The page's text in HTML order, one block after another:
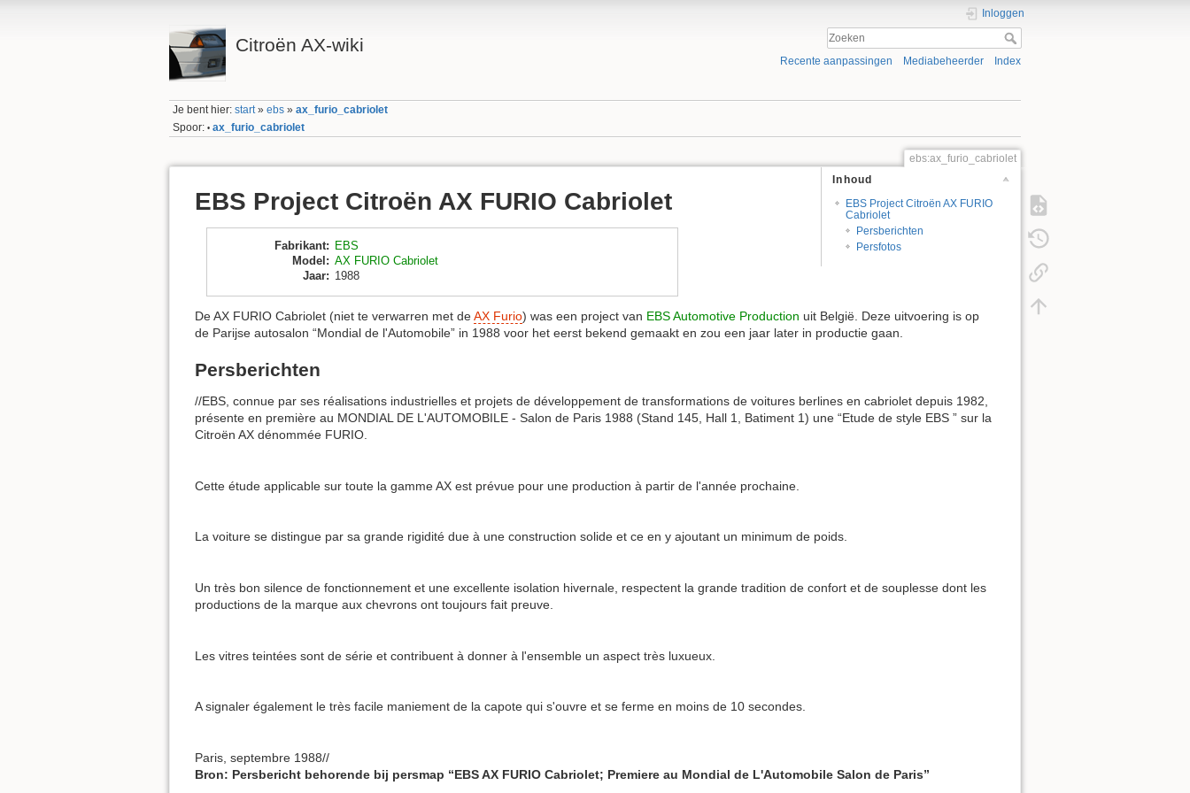
Citroën AX-wiki
Inloggen
Recente aanpassingen Mediabeheerder Index
Je bent hier:start»ebs »ax_furio_cabriolet
Spoor: • ax_furio_cabriolet
ebs:ax_furio_cabriolet
Inhoud
EBS Project Citroën AX FURIO
Cabriolet
Persberichten
Persfotos
EBS Project Citroën AX FURIO Cabriolet
Fabrikant:
EBS
Model : AX FURIO Cabriolet
Jaar: 1988
De AX FURIO Cabriolet (niet te verwarren met deAX Furio) was een project van EBS Automotive Production uit België. Deze uitvoering is op
de Parijse autosalon “Mondial de l'Automobile” in 1988 voor het eerst bekend gemaakt en zou een jaar later in productie gaan.
Persberichten
//EBS, connue par ses réalisations industrielles et projets de développement de transformations de voitures berlines en cabriolet depuis 1982,
présente en première au MONDIAL DE L'AUTOMOBILE - Salon de Paris 1988 (Stand 145, Hall 1, Batiment 1) une “Etude de style EBS ” sur la
Citroën AX dénommée FURIO.
Cette étude applicable sur toute la gamme AX est prévue pour une production à partir de l'année prochaine.
La voiture se distingue par sa grande rigidité due à une construction solide et ce en y ajoutant un minimum de poids.
Un très bon silence de fonctionnement et une excellente isolation hivernale, respectent la grande tradition de confort et de souplesse dont les
productions de la marque aux chevrons ont toujours fait preuve.
Les vitres teintées sont de série et contribuent à donner à l'ensemble un aspect très luxueux.
A signaler également le très facile maniement de la capote qui s'ouvre et se ferme en moins de 10 secondes.
Paris, septembre 1988//
Bron: Persbericht behorende bij persmap “EBS AX FURIO Cabriolet; Premiere au Mondial de L'Automobile Salon de Paris”